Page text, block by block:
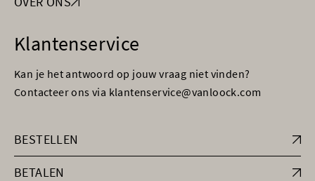
Klantenservice
Kan je het antwoord op jouw vraag niet vinden?
Contacteer ons via klantenservice@vanloock.com
BESTELLEN
BETALEN